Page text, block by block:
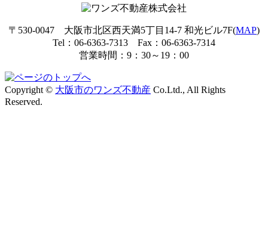
〒530-0047 大阪市北区西天満5丁目14-7 和光ビル7F(MAP)
Tel：06-6363-7313 Fax：06-6363-7314
営業時間：9：30～19：00
Copyright © 大阪市のワンズ不動産 Co.Ltd., All Rights
Reserved.